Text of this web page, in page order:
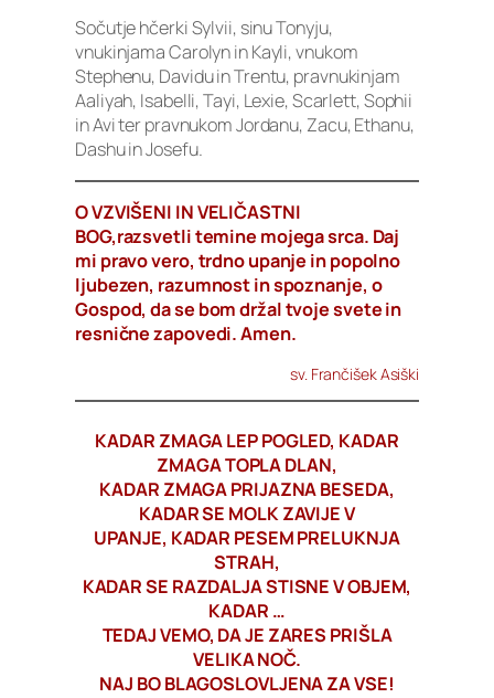
Sočutje hčerki Sylvii, sinu Tonyju,
vnukinjama Carolyn in Kayli, vnukom
Stephenu, Davidu in Trentu, pravnukinjam
Aaliyah, Isabelli, Tayi, Lexie, Scarlett, Sophii
in Avi ter pravnukom Jordanu, Zacu, Ethanu,
Dashu in Josefu.
O VZVIŠENI IN VELIČASTNI
BOG,razsvetli temine mojega srca. Daj
mi pravo vero, trdno upanje in popolno
ljubezen, razumnost in spoznanje, o
Gospod, da se bom držal tvoje svete in
resnične zapovedi. Amen.
sv. Frančišek Asiški
KADAR ZMAGA LEP POGLED, KADAR
ZMAGA TOPLA DLAN,
KADAR ZMAGA PRIJAZNA BESEDA,
KADAR SE MOLK ZAVIJE V
UPANJE, KADAR PESEM PRELUKNJA
STRAH,
KADAR SE RAZDALJA STISNE V OBJEM,
KADAR …
TEDAJ VEMO, DA JE ZARES PRIŠLA
VELIKA NOČ.
NAJ BO BLAGOSLOVLJENA ZA VSE!